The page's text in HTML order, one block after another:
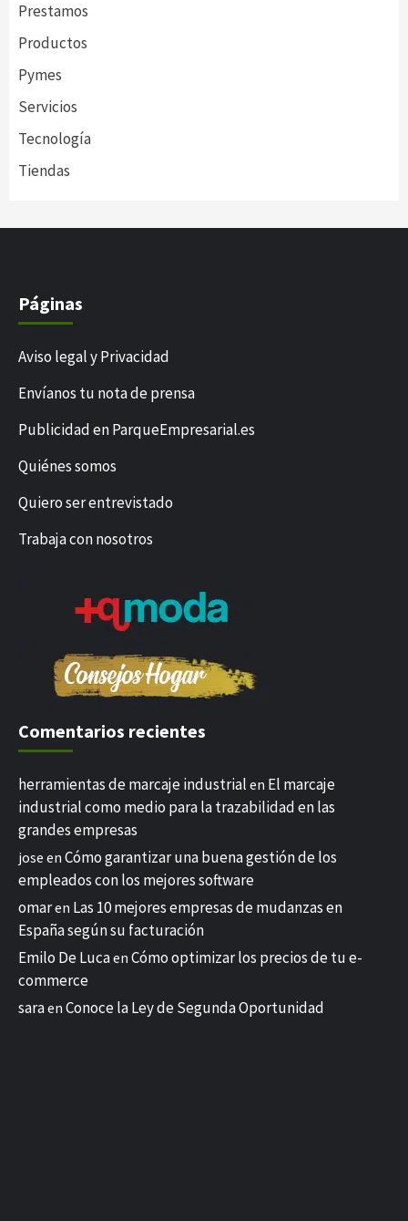
Prestamos
Productos
Pymes
Servicios
Tecnología
Tiendas
Páginas
Aviso legal y Privacidad
Envíanos tu nota de prensa
Publicidad en ParqueEmpresarial.es
Quiénes somos
Quiero ser entrevistado
Trabaja con nosotros
Comentarios recientes
herramientas de marcaje industrial en El marcaje
industrial como medio para la trazabilidad en las
grandes empresas
jose en Cómo garantizar una buena gestión de los
empleados con los mejores software
omaren Las 10 mejores empresas de mudanzas en
España según su facturación
Emilo De Lucaen Cómo optimizar los precios de tu e-
commerce
saraen Conoce la Ley de Segunda Oportunidad